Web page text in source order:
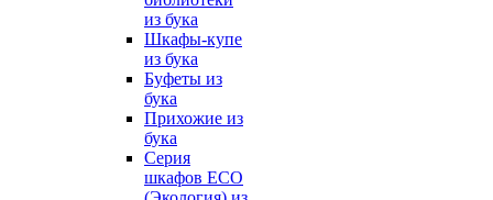
из бука
Шкафы-купе
из бука
Буфеты из
бука
Прихожие из
бука
Серия
шкафов ECO